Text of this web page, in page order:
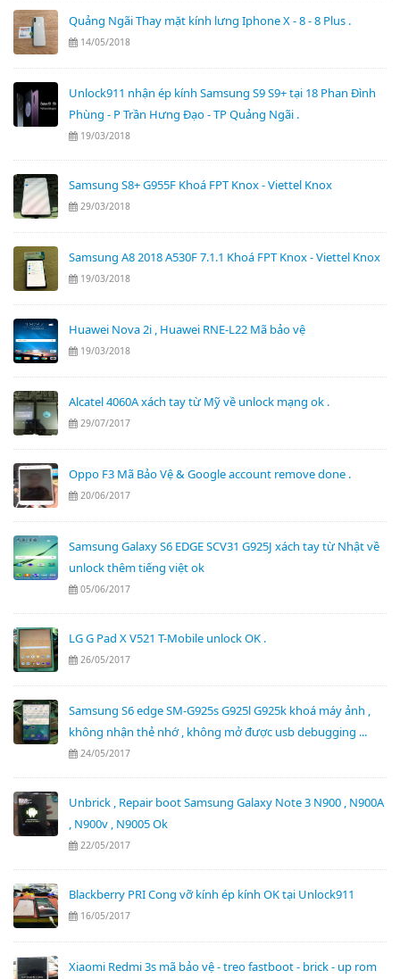
Quảng Ngãi Thay mặt kính lưng Iphone X - 8 - 8 Plus .
14/05/2018
Unlock911 nhận ép kính Samsung S9 S9+ tại 18 Phan Đình
Phùng - P Trần Hưng Đạo - TP Quảng Ngãi .
19/03/2018
Samsung S8+ G955F Khoá FPT Knox - Viettel Knox
29/03/2018
Samsung A8 2018 A530F 7.1.1 Khoá FPT Knox - Viettel Knox
19/03/2018
Huawei Nova 2i , Huawei RNE-L22 Mã bảo vệ
19/03/2018
Alcatel 4060A xách tay từ Mỹ về unlock mạng ok .
29/07/2017
Oppo F3 Mã Bảo Vệ & Google account remove done .
20/06/2017
Samsung Galaxy S6 EDGE SCV31 G925J xách tay từ Nhật về
unlock thêm tiếng việt ok
05/06/2017
LG G Pad X V521 T-Mobile unlock OK .
26/05/2017
Samsung S6 edge SM-G925s G925l G925k khoá máy ảnh ,
không nhận thẻ nhớ , không mở được usb debugging ...
24/05/2017
Unbrick , Repair boot Samsung Galaxy Note 3 N900 , N900A
, N900v , N9005 Ok
22/05/2017
Blackberry PRI Cong vỡ kính ép kính OK tại Unlock911
16/05/2017
Xiaomi Redmi 3s mã bảo vệ - treo fastboot - brick - up rom